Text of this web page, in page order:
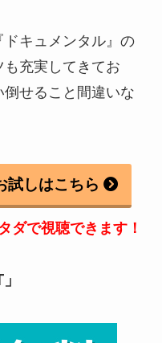
ドキュメンタル』の
充実してきてお
倒せること間違いな
試しはこちら
ダで視聴できます！